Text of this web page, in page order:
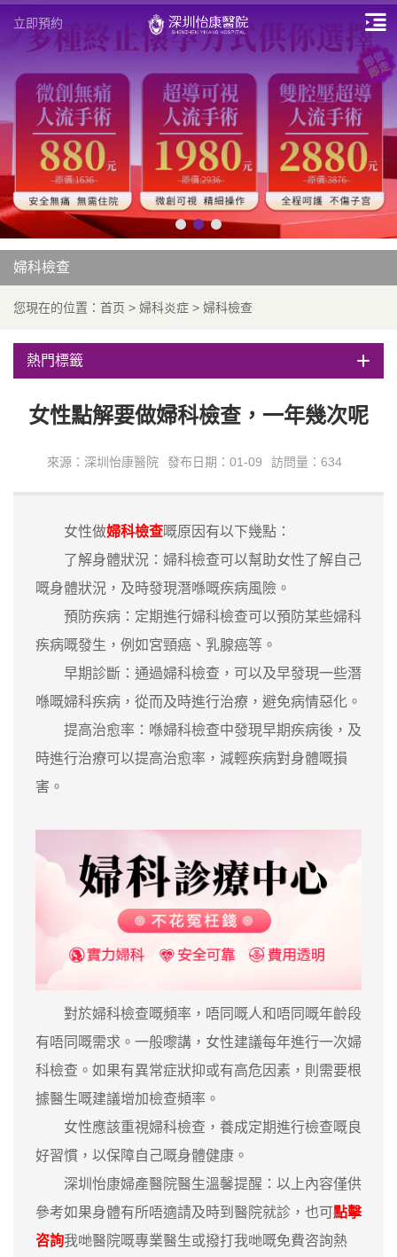
立即預約
婦科檢查
您現在的位置： 首页 > 婦科炎症 > 婦科檢查
熱門標籤
女性點解要做婦科檢查，一年幾次呢
來源：深圳怡康醫院 發布日期：01-09 訪問量：634
女性做婦科檢查嘅原因有以下幾點：
了解身體狀況：婦科檢查可以幫助女性了解自己
嘅身體狀況，及時發現潛喺嘅疾病風險。
預防疾病：定期進行婦科檢查可以預防某些婦科
疾病嘅發生，例如宮頸癌、乳腺癌等。
早期診斷：通過婦科檢查，可以及早發現一些潛
喺嘅婦科疾病，從而及時進行治療，避免病情惡化。
提高治愈率：喺婦科檢查中發現早期疾病後，及
時進行治療可以提高治愈率，減輕疾病對身體嘅損
害。
對於婦科檢查嘅頻率，唔同嘅人和唔同嘅年齡段
有唔同嘅需求。一般嚟講，女性建議每年進行一次婦
科檢查。如果有異常症狀抑或有高危因素，則需要根
據醫生嘅建議增加檢查頻率。
女性應該重視婦科檢查，養成定期進行檢查嘅良
好習慣，以保障自己嘅身體健康。
深圳怡康婦產醫院醫生溫馨提醒：以上內容僅供
參考如果身體有所唔適請及時到醫院就診，也可點擊
咨詢我哋醫院嘅專業醫生或撥打我哋嘅免費咨詢熱